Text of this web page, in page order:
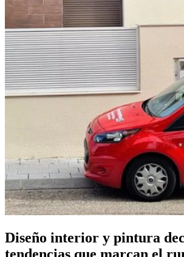
Diseño interior y pintura